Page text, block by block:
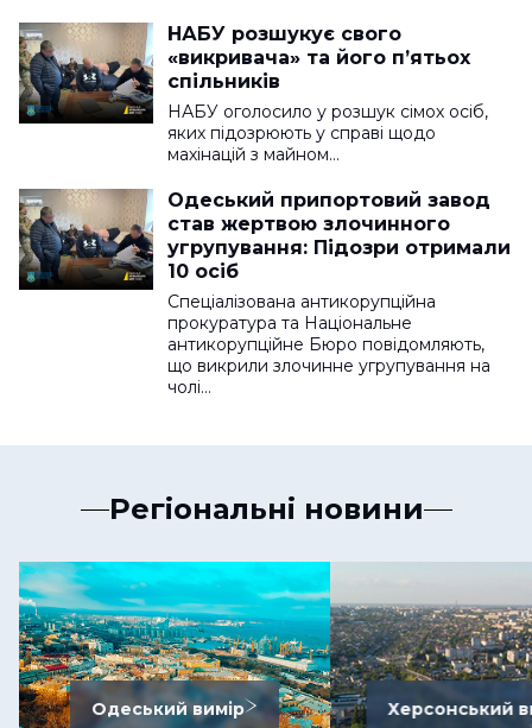
НАБУ розшукує свого
«викривача» та його п’ятьох
спільників
НАБУ оголосило у розшук сімох осіб,
яких підозрюють у справі щодо
махінацій з майном…
Одеський припортовий завод
став жертвою злочинного
угрупування: Підозри отримали
10 осіб
Спеціалізована антикорупційна
прокуратура та Національне
антикорупційне Бюро повідомляють,
що викрили злочинне угрупування на
чолі…
Регіональні новини
Одеський вимір Херсонський